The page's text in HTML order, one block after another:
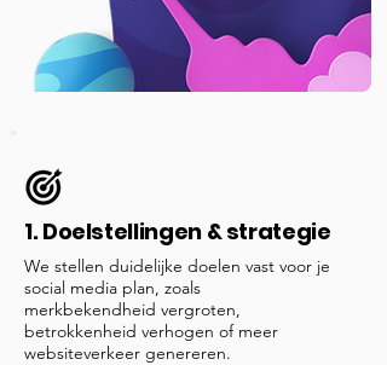
1. Doelstellingen & strategie
We stellen duidelijke doelen vast voor je
social media plan, zoals
merkbekendheid vergroten,
betrokkenheid verhogen of meer
websiteverkeer genereren.